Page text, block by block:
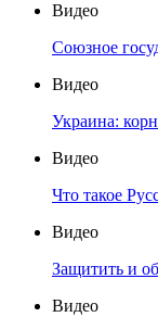
Видео
Союзное
Видео
Украина:
Видео
Что такое
Видео
Защитить и
Видео